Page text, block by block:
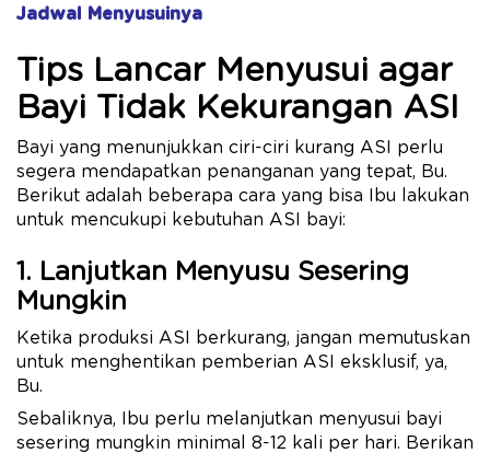
Jadwal Menyusuinya
Tips Lancar Menyusui agar
Bayi Tidak Kekurangan ASI
Bayi yang menunjukkan ciri-ciri kurang ASI perlu
segera mendapatkan penanganan yang tepat, Bu.
Berikut adalah beberapa cara yang bisa Ibu lakukan
untuk mencukupi kebutuhan ASI bayi:
1. Lanjutkan Menyusu Sesering
Mungkin
Ketika produksi ASI berkurang, jangan memutuskan
untuk menghentikan pemberian ASI eksklusif, ya,
Bu.
Sebaliknya, Ibu perlu melanjutkan menyusui bayi
sesering mungkin minimal 8-12 kali per hari. Berikan